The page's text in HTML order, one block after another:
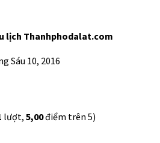
lịch Thanhphodalat.com
Sáu 10, 2016
lượt, 5,00điểm trên 5)